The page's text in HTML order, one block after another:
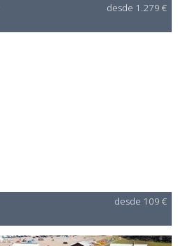
desde 1.279 €
desde 109 €